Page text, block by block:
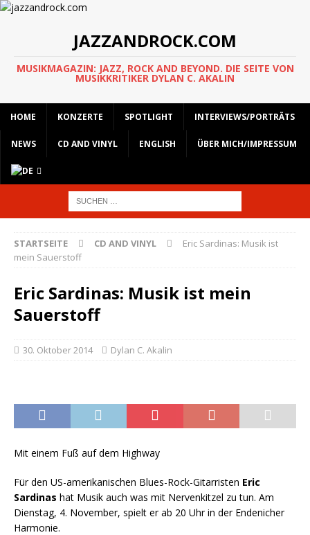
JAZZANDROCK.COM
MUSIKMAGAZIN: JAZZ, ROCK AND BEYOND. DIE SEITE VON
MUSIKKRITIKER DYLAN C. AKALIN
HOME KONZERTE SPOTLIGHT INTERVIEWS/PORTRÄTS
NEWS CD AND VINYL ENGLISH ÜBER MICH/IMPRESSUM
STARTSEITE CD AND VINYL
Eric Sardinas: Musik ist
mein Sauerstoff
Eric Sardinas: Musik ist mein
Sauerstoff
30. Oktober 2014 Dylan C. Akalin
Mit einem Fuß auf dem Highway
Für den US-amerikanischen Blues-Rock-Gitarristen Eric
Sardinas hat Musik auch was mit Nervenkitzel zu tun. Am
Dienstag, 4. November, spielt er ab 20 Uhr in der Endenicher
Harmonie.